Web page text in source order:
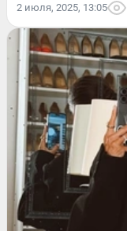
2 июля, 2025, 13:05